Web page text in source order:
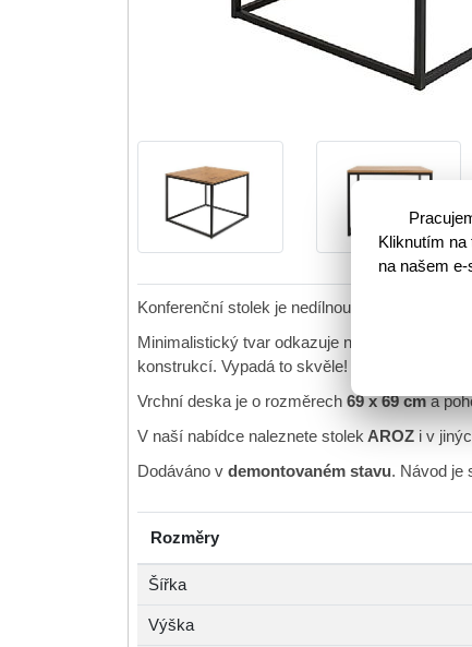
Konferenční stolek je nedílnou součástí
Minimalistický tvar odkazuje na aktuální
konstrukcí. Vypadá to skvěle!
Vrchní deska je o rozměrech 69 x 69 cma
V naší nabídce naleznete stolek AROZ i v
Dodáváno v demontovaném stavu. Návod je
Rozměry
Šířka
Výška
Kliknutím
na našem